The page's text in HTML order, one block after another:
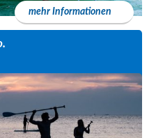
mehr Informationen